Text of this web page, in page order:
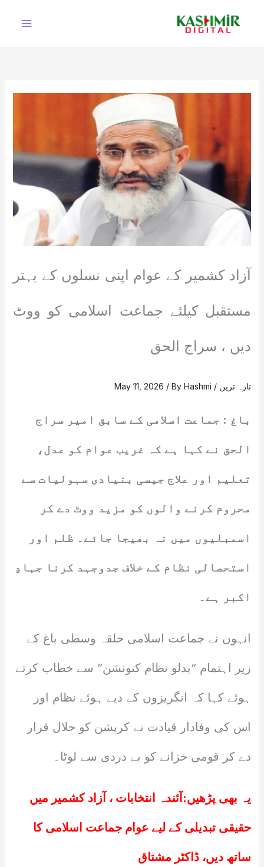
آزاد کشمیر کے عوام اپنی نسلوں کے بہتر
مستقبل کیلئے جماعت اسلامی کو ووٹ
دیں ، سراج الحق
تازہ ترین /
May 11, 2026 / ByHashmi
باغ : جماعت اسلامی کے سابق امیر سراج
الحق نے کہا ہے کہ غریب عوام کو عدل،
تعلیم اور علاج جیسی بنیادی سہولیات سے
محروم کرنے والوں کو مزید ووٹ دے کر
اسمبلیوں میں نہ بھیجا جائے۔ ظلم اور
استحصالی نظام کے خلاف جدوجہد کرنا جہادِ
اکبر ہے۔
انہوں نے جماعت اسلامی حلقہ وسطی باغ کے
زیر اہتمام “بدلو نظام کنونشن” سے خطاب کرتے
ہوئے کہا کہ انگریزوں کے دیے ہوئے نظام اور
اس کی وفادار قیادت نے کرپشن کو حلال قرار
دے کر قومی خزانے کو بے دردی سے لوٹا۔
یہ بھی پڑھیں: آئندہ انتخابات ، آزاد کشمیر میں
حقیقی تبدیلی کے لیے عوام جماعت اسلامی کا
ساتھ دیں، ڈاکٹر مشتاق